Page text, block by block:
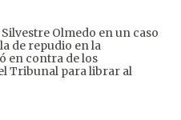
Olmedo en un caso
de repudio en la
en contra de los
Tribunal para librar al